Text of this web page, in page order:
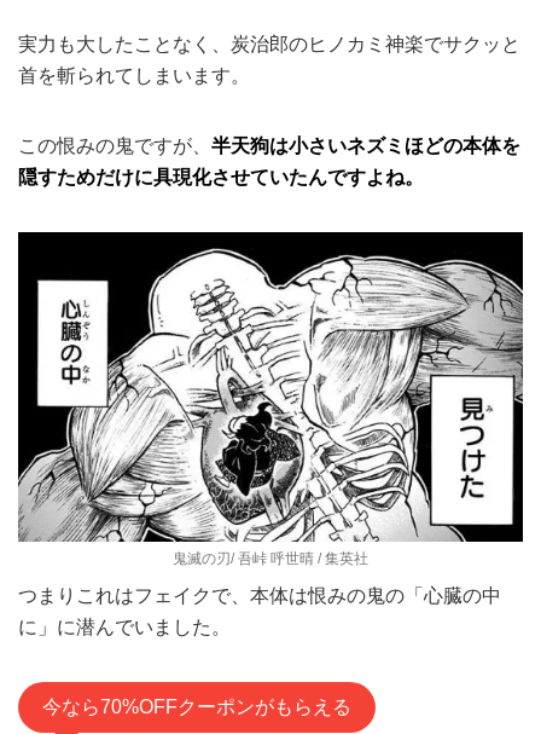
実力も大したことなく、炭治郎のヒノカミ神楽でサクッと
首を斬られてしまいます。
この恨みの鬼ですが、 半天狗は小さいネズミほどの本体を
隠すためだけに具現化させていたんですよね。
鬼滅の刃/ 吾峠 呼世晴 / 集英社
つまりこれはフェイクで、本体は恨みの鬼の「心臓の中
に」に潜んでいました。
今なら70%OFFクーポンがもらえる